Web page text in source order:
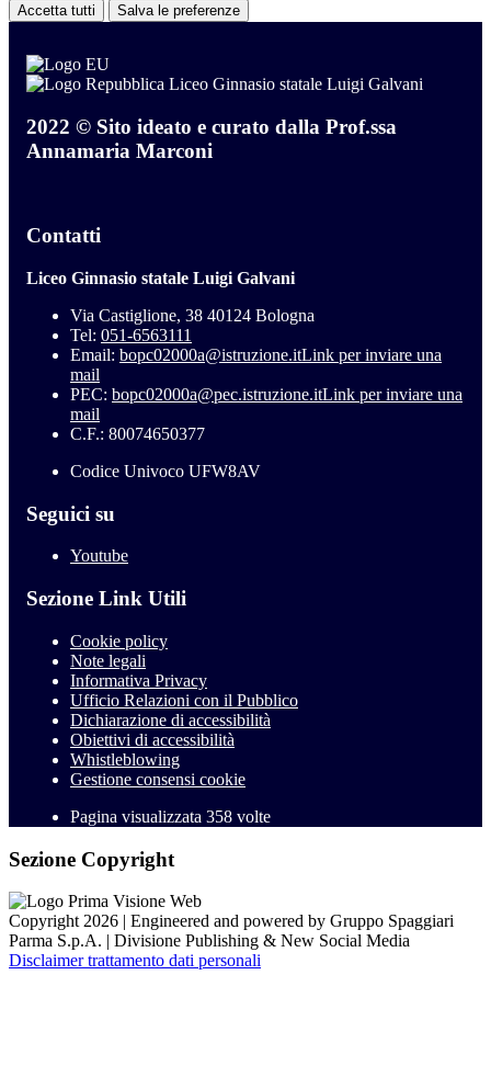
Accetta tutti Salva le preferenze
Liceo Ginnasio statale Luigi Galvani
2022 © Sito ideato e curato dalla Prof.ssa
Annamaria Marconi
Contatti
Liceo Ginnasio statale Luigi Galvani
Via Castiglione, 38 40124 Bologna
Tel: 051-6563111
Email: bopc02000a@istruzione.itLink per inviare una
mail
PEC: bopc02000a@pec.istruzione.itLink per inviare una
mail
C.F.: 80074650377
Codice Univoco UFW8AV
Seguici su
Youtube
Sezione Link Utili
Cookie policy
Note legali
Informativa Privacy
Ufficio Relazioni con il Pubblico
Dichiarazione di accessibilità
Obiettivi di accessibilità
Whistleblowing
Gestione consensi cookie
Pagina visualizzata 358 volte
Sezione Copyright
Copyright 2026 | Engineered and powered by Gruppo Spaggiari
Parma S.p.A. | Divisione Publishing & New Social Media
Disclaimer trattamento dati personali